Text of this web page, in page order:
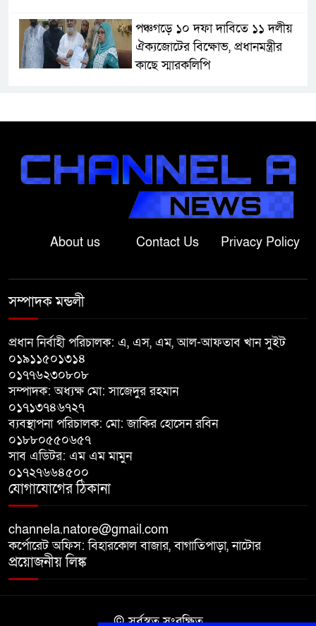
পঞ্চগড়ে ১০ দফা দাবিতে ১১ দলীয়
ঐক্যজোটের বিক্ষোভ, প্রধানমন্ত্রীর
কাছে স্মারকলিপি
ঘণ্টার ব্যবধানে স্ত্রীরও মৃত্যু, শোকে
বাংলাদেশের মাটিতে আর কোনোদিন
ফ্যাসিস্টের স্থান হবে না: নাটোরে হুইপ
দুলু
লালপুরে নারীর ১ লাখ ৮০ হাজার টাকা
অভিযোগে বাগাতিপাড়ায় মানববন্ধন
সমাপনী ও পুরস্কার বিতরণ
About us Contact Us Privacy Policy
সম্পাদক মন্ডলী
প্রধান নির্বাহী পরিচালক: এ, এস, এম, আল-আফতাব খান সুইট
০১৯১১৫০১৩১৪
০১৭৭৬২৩০৮০৮
সম্পাদক: অধ্যক্ষ মো: সাজেদুর রহমান
০১৭১৩৭৪৬৭২৭
ব্যবস্থাপনা পরিচালক: মো: জাকির হোসেন রবিন
০১৮৮০৫৫০৬৫৭
সাব এডিটর: এম এম মামুন
০১৭২৭৬৬৪৫০০
যোগাযোগের ঠিকানা
channela.natore@gmail.com
কর্পোরেট অফিস: বিহারকোল বাজার, বাগাতিপাড়া, নাটোর
প্রয়োজনীয় লিঙ্ক
© সর্বস্বত্ব সংরক্ষিত